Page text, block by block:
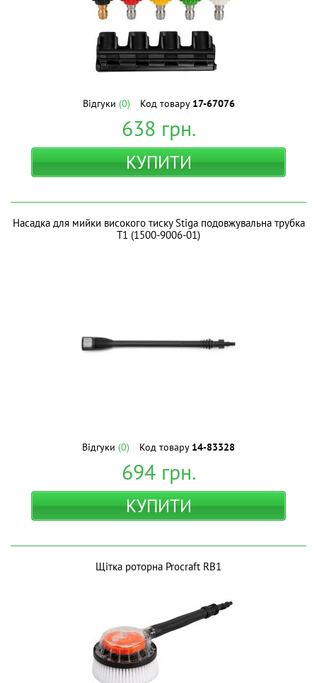
Відгуки (0) Код товару 17-67076
638 грн.
КУПИТИ
Насадка для мийки високого тиску Stiga подовжувальна трубка
T1 (1500-9006-01)
Відгуки (0) Код товару 14-83328
694грн.
КУПИТИ
Щітка роторна Procraft RB1